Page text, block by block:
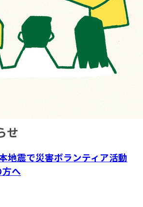
せ
地震で災害ボランティア活動
へ